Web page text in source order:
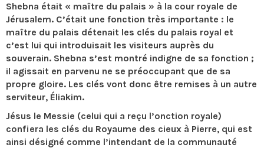
Shebna était « maître du palais » à la cour royale de
Jérusalem. C’était une fonction très importante : le
maître du palais détenait les clés du palais royal et
c’est lui qui introduisait les visiteurs auprès du
souverain. Shebna s’est montré indigne de sa fonction ;
il agissait en parvenu ne se préoccupant que de sa
propre gloire. Les clés vont donc être remises à un autre
serviteur, Éliakim.
Jésus le Messie (celui qui a reçu l’onction royale)
confiera les clés du Royaume des cieux à Pierre, qui est
ainsi désigné comme l’intendant de la communauté